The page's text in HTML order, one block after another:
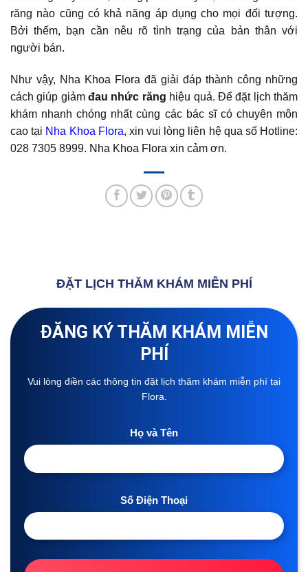
răng nào cũng có khả năng áp dụng cho mọi đối tượng.
Bởi thếm, bạn cần nêu rõ tình trạng của bản thân với
người bán.
Như vậy, Nha Khoa Flora đã giải đáp thành công những
cách giúp giảmđau nhức răng hiệu quả. Để đặt lịch thăm
khám nhanh chóng nhất cùng các bác sĩ có chuyên môn
cao tại Nha Khoa Flora, xin vui lòng liên hệ qua số Hotline:
028 7305 8999. Nha Khoa Flora xin cảm ơn.
ĐẶT LỊCH THĂM KHÁM MIỄN PHÍ
ĐĂNG KÝ THĂM KHÁM MIỄN
PHÍ
Vui lòng điền các thông tin đặt lịch thăm khám miễn phí tại
Flora.
Họ và Tên
Số Điện Thoại